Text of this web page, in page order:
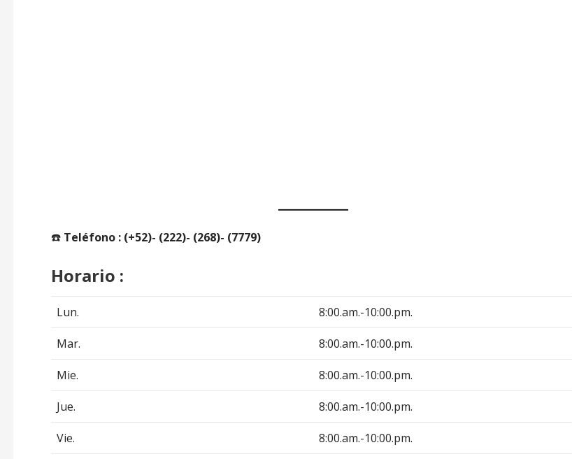
☎️ Teléfono : (+52)- (222)- (268)- (7779)
Horario :
Lun. 8:00.am.-10:00.pm.
Mar. 8:00.am.-10:00.pm.
Mie. 8:00.am.-10:00.pm.
Jue. 8:00.am.-10:00.pm.
Vie. 8:00.am.-10:00.pm.